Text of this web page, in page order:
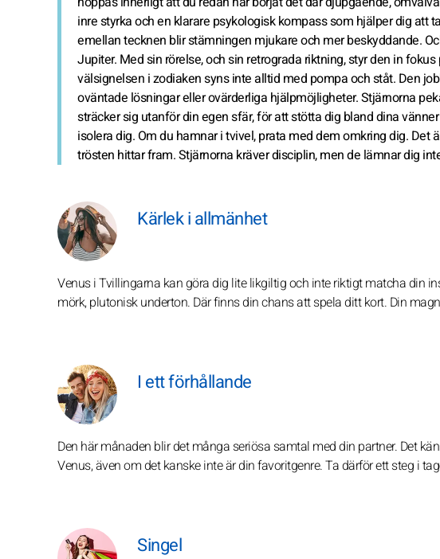
inre styrka och en klarare psykologisk kompass som hjälper dig att
emellan tecknen blir stämningen mjukare och mer beskyddande.
Jupiter. Med sin rörelse, och sin retrograda riktning, styr den in
välsignelsen i zodiaken syns inte alltid med pompa och ståt. Den
oväntade lösningar eller ovärderliga hjälpmöjligheter. Stjärnorna
sträcker sig utanför din egen sfär, för att stötta dig bland dina
isolera dig. Om du hamnar i tvivel, prata med dem omkring dig.
trösten hittar fram. Stjärnorna kräver disciplin, men de lämnar dig
Kärlek i allmänhet
Venus i Tvillingarna kan göra dig lite likgiltig och inte riktigt matcha din
mörk, plutonisk underton. Där finns din chans att spela ditt kort. Din
I ett förhållande
Den här månaden blir det många seriösa samtal med din partner. Det
Venus, även om det kanske inte är din favoritgenre. Ta därför ett steg i
Singel